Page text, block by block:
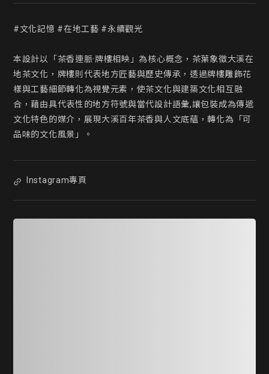
#文化記憶 #在地工藝 #永續觀光
本設計以「茶香連脈·牌樓相映」為核心概念，茶葉象徵大溪在
地茶文化，牌樓則代表地方匠藝與歷史傳承，透過牌樓雕飾花
樣與工藝細節轉化為視覺元素，使茶文化與建築文化相互融
合，藉由具代表性的地方符號與當代設計語彙,讓包裝成為傳遞
文化特色的媒介，展現大溪百年茶香與人文底蘊，轉化為「可
品味的文化風景」。
Instagram專頁